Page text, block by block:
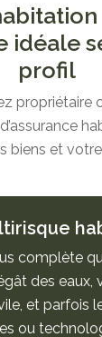
idéale
profil
propriétaire
biens et
complète
des eaux,
et parfois
ou